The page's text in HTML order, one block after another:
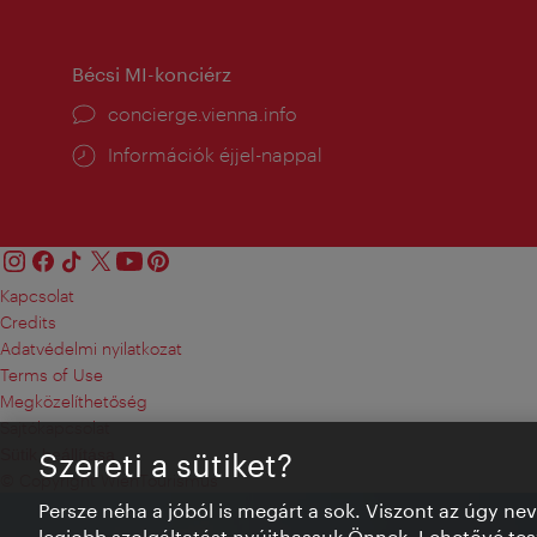
Bécsi MI-konciérz
concierge.vienna.info
Információk éjjel-nappal
Kapcsolat
Credits
Adatvédelmi nyilatkozat
Terms of Use
Megközelíthetőség
Sajtókapcsolat
Sütik beállítása
© Copyright WienTourismus
Szereti a sütiket?
Persze néha a jóból is megárt a sok. Viszont az úgy